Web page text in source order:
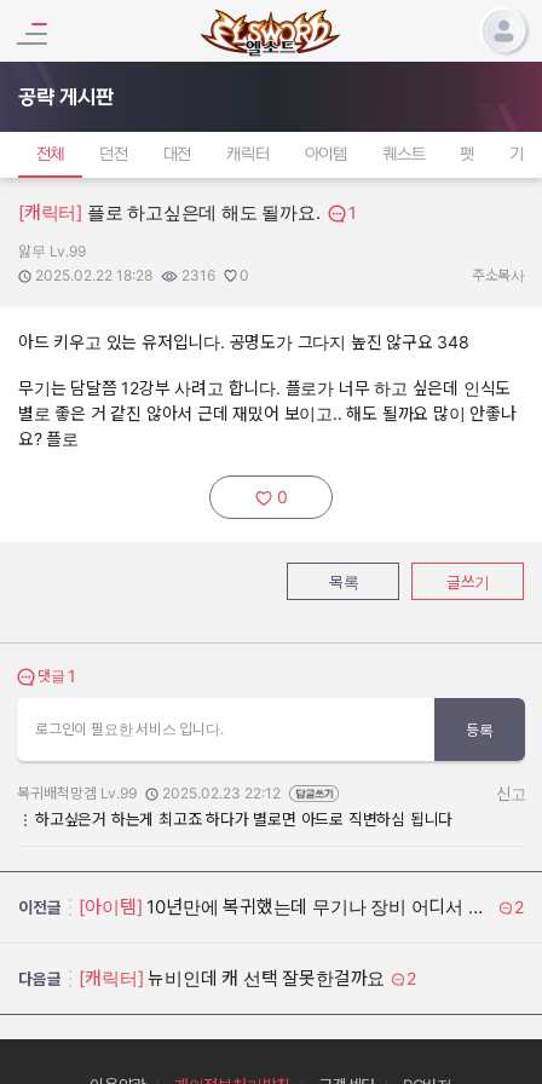
공략 게시판
전체 던전 대전 캐릭터 아이템 퀘스트 펫 기타
[캐릭터] 플로 하고싶은데 해도 될까요. 1
작성자:
앓무 Lv.99
작성일:
2025.02.22 18:28
조회수:
2316
추천수:
0 주소복사
아드 키우고 있는 유저입니다. 공명도가 그다지 높진 않구요 348
무기는 담달쯤 12강부 사려고 합니다. 플로가 너무 하고 싶은데 인식도
별로 좋은 거 같진 않아서 근데 재밌어 보이고.. 해도 될까요 많이 안좋나
요? 플로
추천하기:
0
목록 글쓰기
댓글 보기
댓글 1
로그인이 필요한 서비스 입니다. 등록
작성자:
복귀배척망겜 Lv.99
작성일:
2025.02.23 22:12
신고
하고싶은거 하는게 최고죠 하다가 별로면 아드로 직변하심 됩니다
이전글 [아이템] 10년만에 복귀했는데 무기나 장비 어디서 구하나요 2
다음글 [캐릭터] 뉴비인데 캐 선택 잘못한걸까요 2